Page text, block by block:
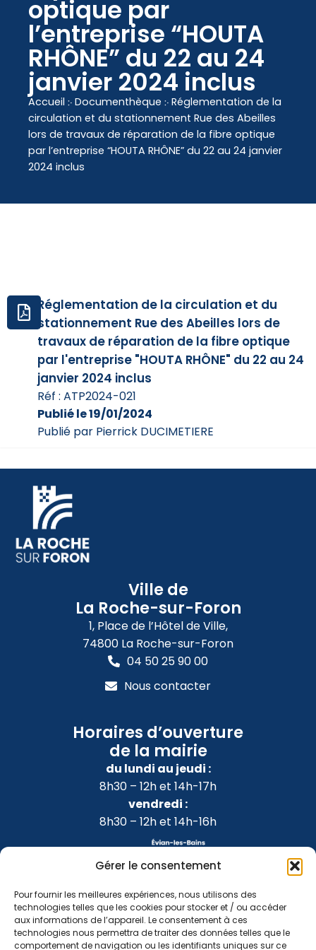
Gérer le consentement
Pour fournir les meilleures expériences, nous utilisons des
technologies telles que les cookies pour stocker et / ou accéder
aux informations de l’appareil. Le consentement à ces
technologies nous permettra de traiter des données telles que le
comportement de navigation ou les identifiants uniques sur ce
principaloptique par
l’entreprise “HOUTA
RHÔNE” du 22 au 24
janvier 2024 inclus
Accueil ჻ Documenthèque ჻ Réglementation de la
circulation et du stationnement Rue des Abeilles
lors de travaux de réparation de la fibre optique
par l’entreprise “HOUTA RHÔNE” du 22 au 24 janvier
2024 inclus
Réglementation de la circulation et du
stationnement Rue des Abeilles lors de
travaux de réparation de la fibre optique
par l'entreprise "HOUTA RHÔNE" du 22 au 24
janvier 2024 inclus
Réf : ATP2024-021
Publié le 19/01/2024
Publié par Pierrick DUCIMETIERE
Ville de
La Roche-sur-Foron
1, Place de l’Hôtel de Ville,
74800 La Roche-sur-Foron
04 50 25 90 00
Nous contacter
Horaires d’ouverture
de la mairie
du lundi au jeudi :
8h30 – 12h et 14h-17h
vendredi :
8h30 – 12h et 14h-16h